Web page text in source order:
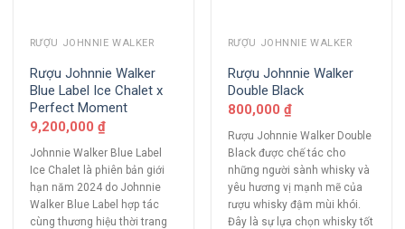
RƯỢU JOHNNIE WALKER
Rượu Johnnie Walker
Blue Label Ice Chalet x
Perfect Moment
9,200,000 ₫
Johnnie Walker Blue Label
Ice Chalet là phiên bản giới
hạn năm 2024 do Johnnie
Walker Blue Label hợp tác
cùng thương hiệu thời trang
RƯỢU JOHNNIE WALKER
Rượu Johnnie Walker
Double Black
800,000 ₫
Rượu Johnnie Walker Double
Black được chế tác cho
những người sành whisky và
yêu hương vị mạnh mẽ của
rượu whisky đậm mùi khói.
Đây là sự lựa chọn whisky tốt